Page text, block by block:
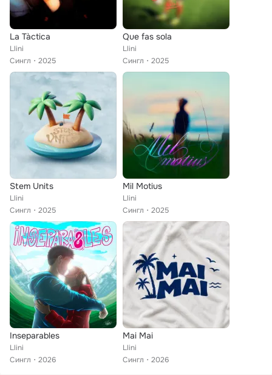
La Tàctica
Llini
Сингл
2025
Que fas sola
Llini
Сингл
2025
Stem Units
Llini
Сингл
2025
Mil Motius
Llini
Сингл
2025
Inseparables
Llini
Сингл
2026
Mai Mai
Llini
Сингл
2026